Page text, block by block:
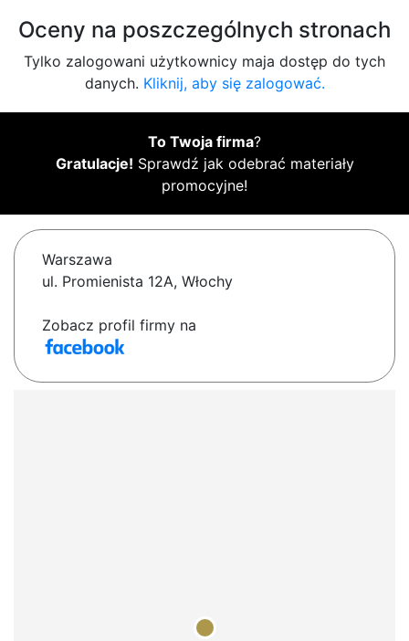
Oceny na poszczególnych stronach
Tylko zalogowani użytkownicy maja dostęp do tych
danych. Kliknij, aby się zalogować.
To Twoja firma?
Gratulacje! Sprawdź jak odebrać materiały
promocyjne!
Warszawa
ul. Promienista 12A, Włochy
Zobacz profil firmy na